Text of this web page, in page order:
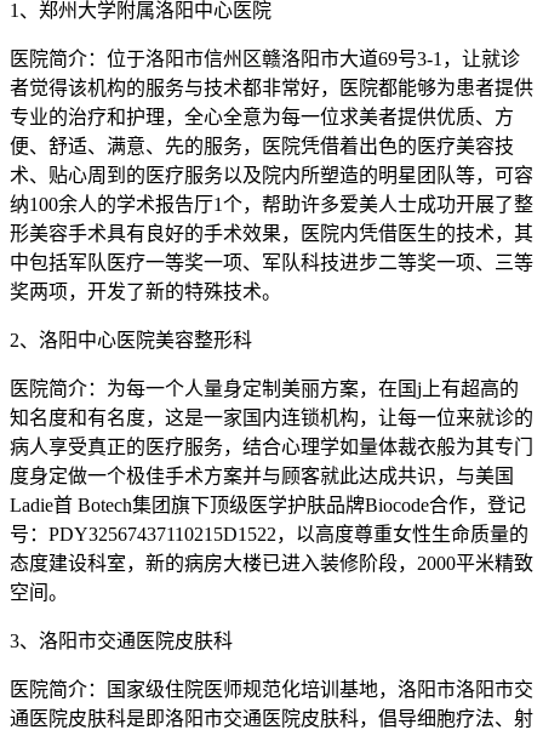
1、郑州大学附属洛阳中心医院
医院简介：位于洛阳市信州区赣洛阳市大道69号3-1，让就诊
者觉得该机构的服务与技术都非常好，医院都能够为患者提供
专业的治疗和护理，全心全意为每一位求美者提供优质、方
便、舒适、满意、先的服务，医院凭借着出色的医疗美容技
术、贴心周到的医疗服务以及院内所塑造的明星团队等，可容
纳100余人的学术报告厅1个，帮助许多爱美人士成功开展了整
形美容手术具有良好的手术效果，医院内凭借医生的技术，其
中包括军队医疗一等奖一项、军队科技进步二等奖一项、三等
奖两项，开发了新的特殊技术。
2、洛阳中心医院美容整形科
医院简介：为每一个人量身定制美丽方案，在国j上有超高的
知名度和有名度，这是一家国内连锁机构，让每一位来就诊的
病人享受真正的医疗服务，结合心理学如量体裁衣般为其专门
度身定做一个极佳手术方案并与顾客就此达成共识，与美国
Ladie首 Botech集团旗下顶级医学护肤品牌Biocode合作，登记
号：PDY32567437110215D1522，以高度尊重女性生命质量的
态度建设科室，新的病房大楼已进入装修阶段，2000平米精致
空间。
3、洛阳市交通医院皮肤科
医院简介：国家级住院医师规范化培训基地，洛阳市洛阳市交
通医院皮肤科是即洛阳市交通医院皮肤科，倡导细胞疗法、射